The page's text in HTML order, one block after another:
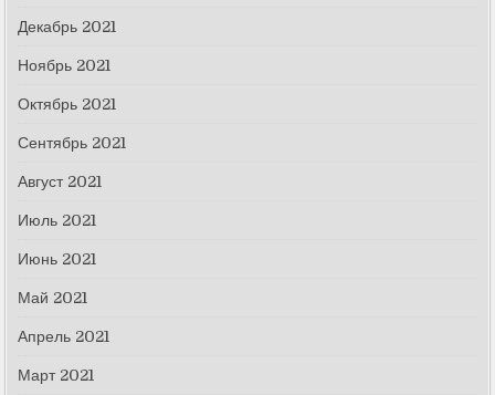
Декабрь 2021
Ноябрь 2021
Октябрь 2021
Сентябрь 2021
Август 2021
Июль 2021
Июнь 2021
Май 2021
Апрель 2021
Март 2021